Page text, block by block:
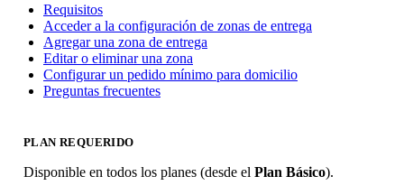
Requisitos
Acceder a la configuración de zonas de entrega
Agregar una zona de entrega
Editar o eliminar una zona
Configurar un pedido mínimo para domicilio
Preguntas frecuentes
PLAN REQUERIDO
Disponible en todos los planes (desde el Plan Básico).